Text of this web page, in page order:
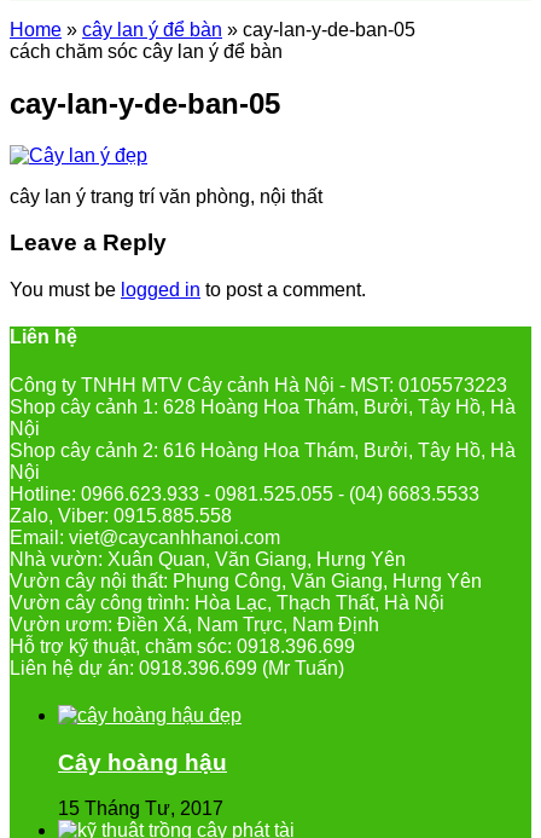
Home » cây lan ý để bàn » cay-lan-y-de-ban-05
cách chăm sóc cây lan ý để bàn
cay-lan-y-de-ban-05
cây lan ý trang trí văn phòng, nội thất
Leave a Reply
You must be logged in to post a comment.
Liên hệ
Công ty TNHH MTV Cây cảnh Hà Nội - MST: 0105573223
Shop cây cảnh 1: 628 Hoàng Hoa Thám, Bưởi, Tây Hồ, Hà
Nội
Shop cây cảnh 2: 616 Hoàng Hoa Thám, Bưởi, Tây Hồ, Hà
Nội
Hotline: 0966.623.933 - 0981.525.055 - (04) 6683.5533
Zalo, Viber: 0915.885.558
Email: viet@caycanhhanoi.com
Nhà vườn: Xuân Quan, Văn Giang, Hưng Yên
Vườn cây nội thất: Phụng Công, Văn Giang, Hưng Yên
Vườn cây công trình: Hòa Lạc, Thạch Thất, Hà Nội
Vườn ươm: Điền Xá, Nam Trực, Nam Định
Hỗ trợ kỹ thuật, chăm sóc: 0918.396.699
Liên hệ dự án: 0918.396.699 (Mr Tuấn)
Cây hoàng hậu
15 Tháng Tư, 2017